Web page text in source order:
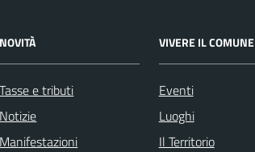
NOVITÀ
Tasse e tributi
Notizie
Manifestazioni
VIVERE IL COMUNE
Eventi
Luoghi
Il Territorio